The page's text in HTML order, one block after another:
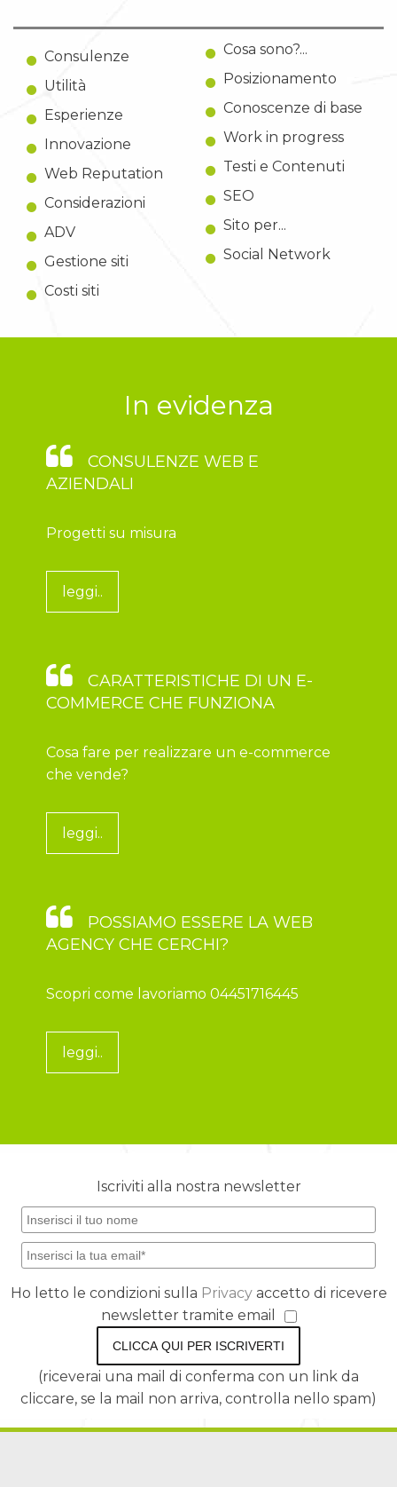
Consulenze
Utilità
Esperienze
Innovazione
Web Reputation
Considerazioni
ADV
Gestione siti
Costi siti
Cosa sono?...
Posizionamento
Conoscenze di base
Work in progress
Testi e Contenuti
SEO
Sito per...
Social Network
In evidenza
CONSULENZE WEB E
AZIENDALI
Progetti su misura
leggi..
CARATTERISTICHE DI UN E-
COMMERCE CHE FUNZIONA
Cosa fare per realizzare un e-commerce
che vende?
leggi..
POSSIAMO ESSERE LA WEB
AGENCY CHE CERCHI?
Scopri come lavoriamo 04451716445
leggi..
Iscriviti alla nostra newsletter
Ho letto le condizioni sulla Privacy accetto di ricevere
newsletter tramite email
CLICCA QUI PER ISCRIVERTI
(riceverai una mail di conferma con un link da
cliccare, se la mail non arriva, controlla nello spam)